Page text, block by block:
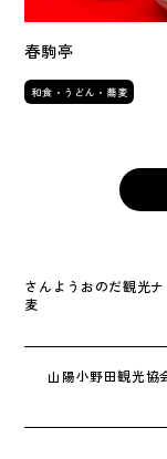
春駒亭
和食・うどん・蕎麦
さんようおのだ観光
麦
山陽小野田観光協